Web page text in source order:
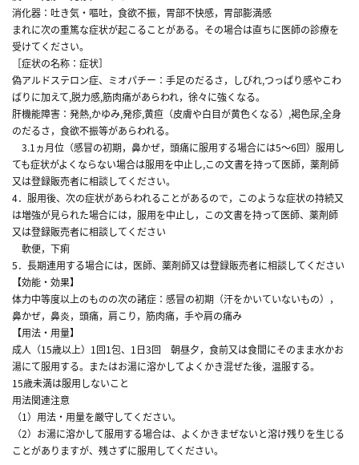
消化器：吐き気・嘔吐，食欲不振，胃部不快感，胃部膨満感
まれに次の重篤な症状が起こることがある。その場合は直ちに医師の診療を
受けてください。
［症状の名称：症状］
偽アルドステロン症、ミオパチー：手足のだるさ，しびれ,つっぱり感やこわ
ばりに加えて,脱力感,筋肉痛があらわれ，徐々に強くなる。
肝機能障害：発熱,かゆみ,発疹,黄疸（皮膚や白目が黄色くなる）,褐色尿,全身
のだるさ，食欲不振等があらわれる。
3.1ヵ月位（感冒の初期，鼻かぜ，頭痛に服用する場合には5～6回）服用し
ても症状がよくならない場合は服用を中止し,この文書を持って医師，薬剤師
又は登録販売者に相談してください。
4．服用後、次の症状があらわれることがあるので，このような症状の持続又
は増強が見られた場合には，服用を中止し，この文書を持って医師、薬剤師
又は登録販売者に相談してください
軟便，下痢
5．長期連用する場合には，医師、薬剤師又は登録販売者に相談してください
【効能・効果】
体力中等度以上のものの次の諸症：感冒の初期（汗をかいていないもの），
鼻かぜ，鼻炎，頭痛，肩こり，筋肉痛，手や肩の痛み
【用法・用量】
成人（15歳以上）1回1包、1日3回 朝昼夕，食前又は食間にそのまま水かお
湯にて服用する。またはお湯に溶かしてよくかき混ぜた後，温服する。
15歳未満は服用しないこと
用法関連注意
（1）用法・用量を厳守してください。
（2）お湯に溶かして服用する場合は、よくかきまぜないと溶け残りを生じる
ことがありますが、残さずに服用してください。